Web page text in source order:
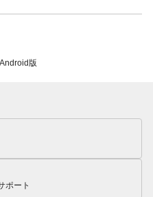
Android版
ポート